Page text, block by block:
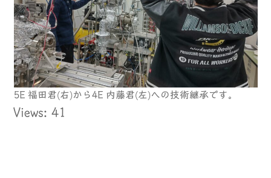
5E 福田君(右)から4E 内藤君(左)への技術継承です。
Views: 41